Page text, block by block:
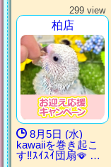
299 view
柏店
8月5日 (水)
kawaiiを巻き起こ
す‼️ｽｲｽｲ団扇🪭‪ …